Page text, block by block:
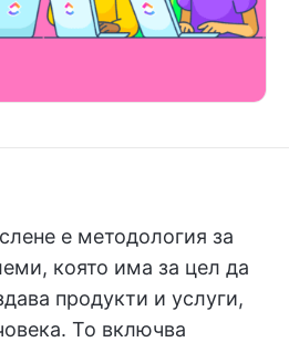
е методология за
която има за цел да
продукти и услуги,
То включва